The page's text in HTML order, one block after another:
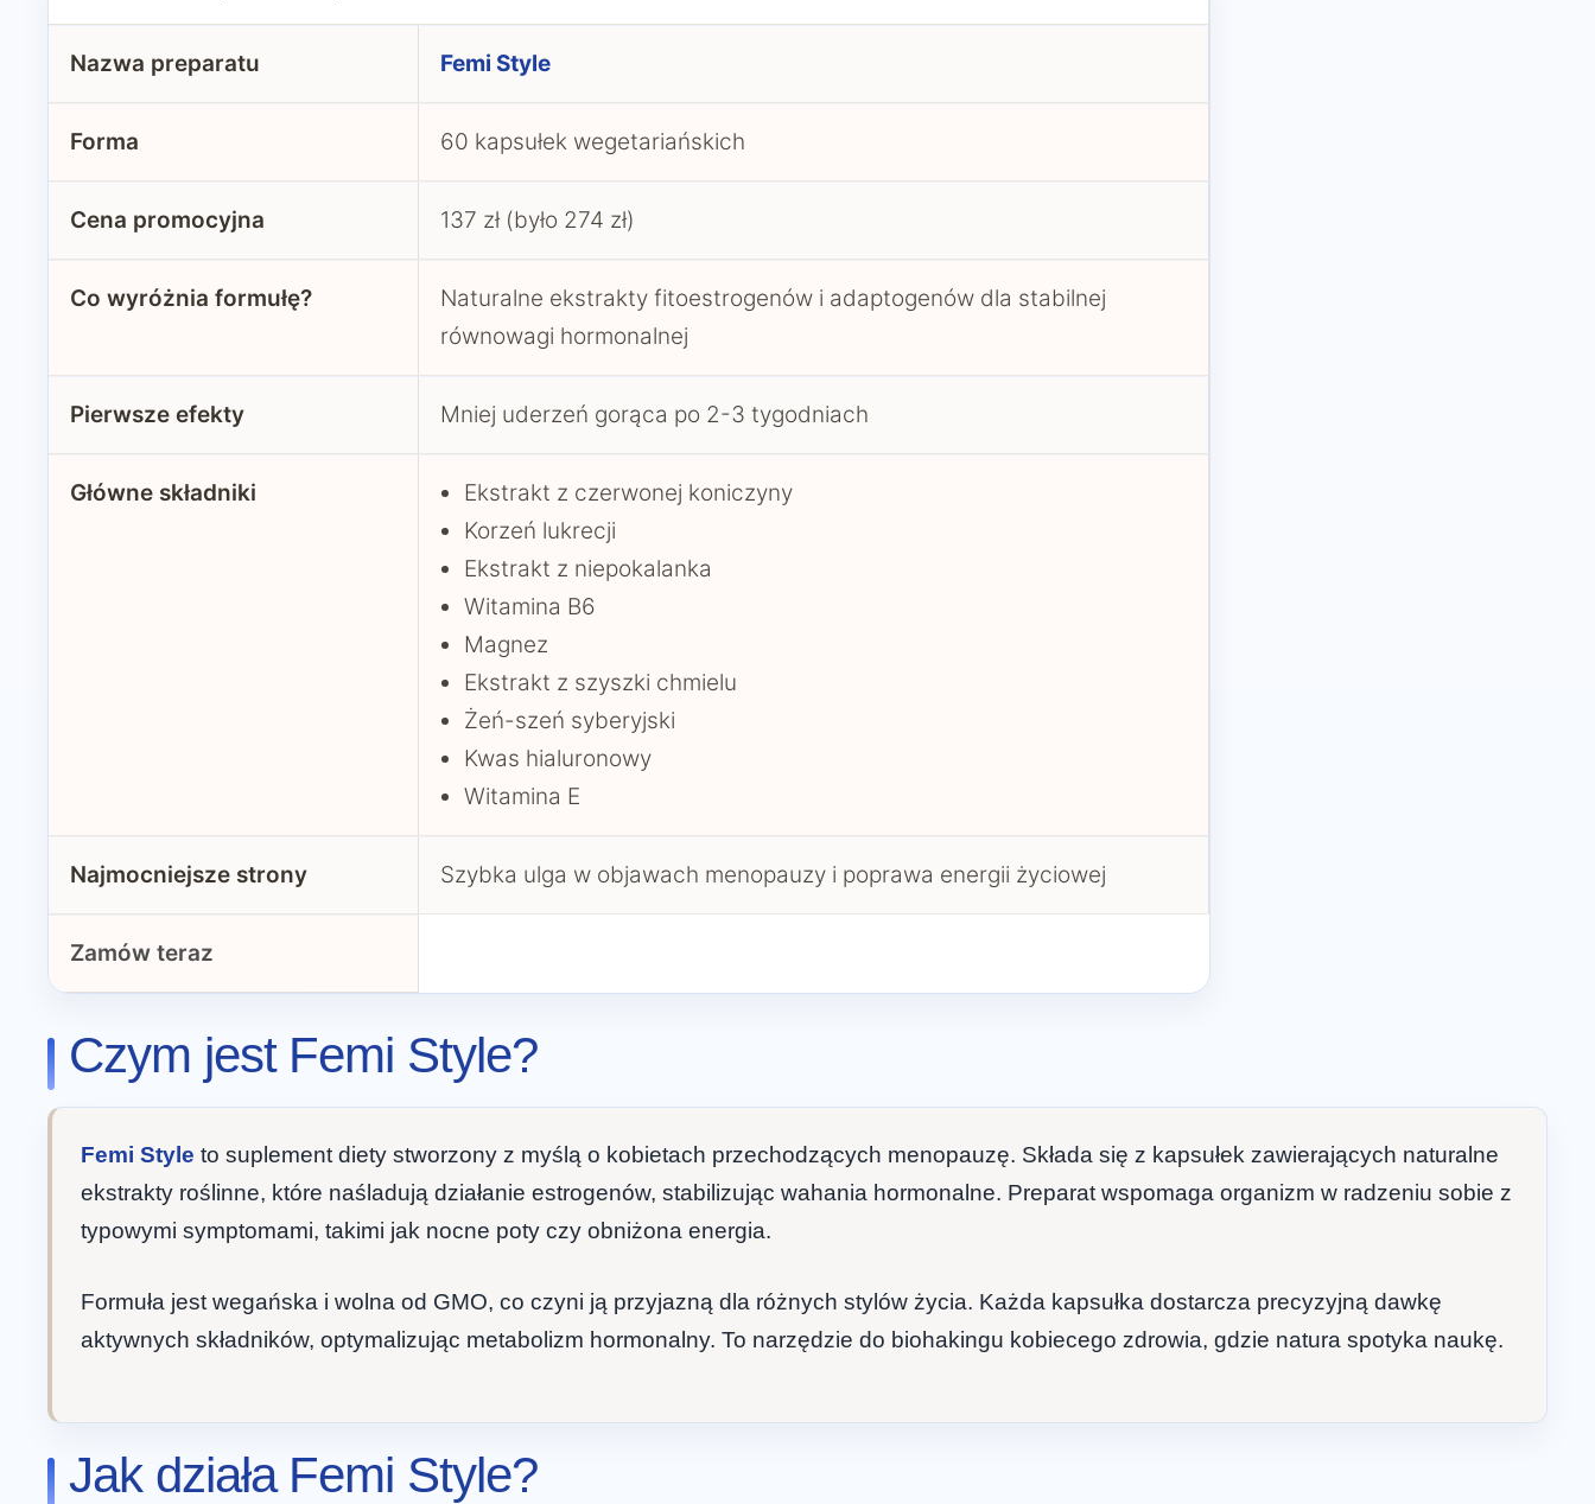
Nazwa preparatu Femi Style
Forma 60 kapsułek wegetariańskich
Cena promocyjna 137 zł (było 274 zł)
Co wyróżnia formułę?
Naturalne ekstrakty fitoestrogenów i adaptogenów dla stabilnej
równowagi hormonalnej
Pierwsze efekty Mniej uderzeń gorąca po 2-3 tygodniach
Główne składniki
Ekstrakt z czerwonej koniczyny
Korzeń lukrecji
Ekstrakt z niepokalanka
Witamina B6
Magnez
Ekstrakt z szyszki chmielu
Żeń-szeń syberyjski
Kwas hialuronowy
Witamina E
Najmocniejsze strony Szybka ulga w objawach menopauzy i poprawa energii życiowej
Zamów teraz
Czym jest Femi Style?
Femi Style to suplement diety stworzony z myślą o kobietach przechodzących menopauzę. Składa się z kapsułek zawierających naturalne
ekstrakty roślinne, które naśladują działanie estrogenów, stabilizując wahania hormonalne. Preparat wspomaga organizm w radzeniu sobie z
typowymi symptomami, takimi jak nocne poty czy obniżona energia.
Formuła jest wegańska i wolna od GMO, co czyni ją przyjazną dla różnych stylów życia. Każda kapsułka dostarcza precyzyjną dawkę
aktywnych składników, optymalizując metabolizm hormonalny. To narzędzie do biohakingu kobiecego zdrowia, gdzie natura spotyka naukę.
Jak działa Femi Style?